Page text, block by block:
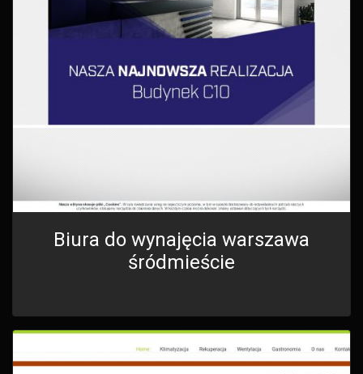
Biura do wynajęcia warszawa
śródmieście